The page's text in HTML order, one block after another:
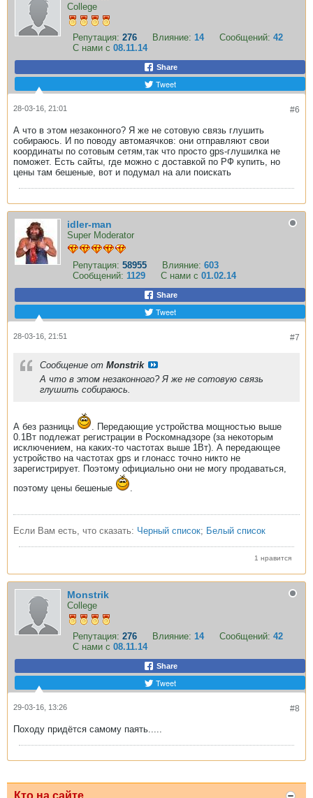
College
Репутация: 276 Влияние: 14 Сообщений: 42
С нами с 08.11.14
Share
Tweet
#6
28-03-16, 21:01
А что в этом незаконного? Я же не сотовую связь глушить
собираюсь. И по поводу автомаячков: они отправляют свои
координаты по сотовым сетям,так что просто gps-глушилка не
поможет. Есть сайты, где можно с доставкой по РФ купить, но
цены там бешеные, вот и подумал на али поискать
idler-man
Super Moderator
Репутация: 58955 Влияние: 603
Сообщений: 1129 С нами с 01.02.14
Share
Tweet
#7
28-03-16, 21:51
Сообщение от Monstrik
А что в этом незаконного? Я же не сотовую связь
глушить собираюсь.
А без разницы
. Передающие устройства мощностью выше
0.1Вт подлежат регистрации в Роскомнадзоре (за некоторым
исключением, на каких-то частотах выше 1Вт). А передающее
устройство на частотах gps и глонасс точно никто не
зарегистрирует. Поэтому официально они не могу продаваться,
поэтому цены бешеные
.
Если Вам есть, что сказать: Черный список; Белый список
1 нравится
Monstrik
College
Репутация: 276 Влияние: 14 Сообщений: 42
С нами с 08.11.14
Share
Tweet
#8
29-03-16, 13:26
Походу придётся самому паять.....
Кто на сайте